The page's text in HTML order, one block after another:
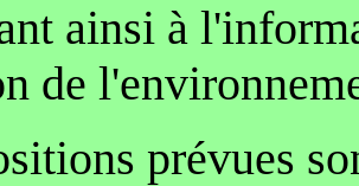
ainsi à
de
prévues